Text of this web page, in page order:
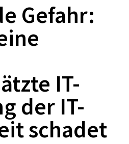
Gefahr:
IT-
der IT-
schadet